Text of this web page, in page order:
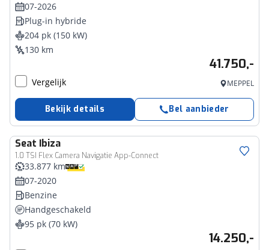
07-2026
Plug-in hybride
204 pk (150 kW)
130 km
41.750,-
Vergelijk MEPPEL
Bekijk details Bel aanbieder
Seat Ibiza
1.0 TSI Flex Camera Navigatie App-Connect
33.877 km
07-2020
Benzine
Handgeschakeld
95 pk (70 kW)
14.250,-